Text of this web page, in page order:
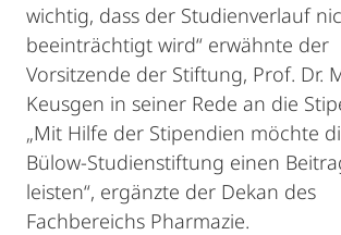
wichtig, dass der Studienverlauf
beeinträchtigt wird“ erwähnte der
Vorsitzende der Stiftung, Prof. Dr.
Keusgen in seiner Rede an die
„Mit Hilfe der Stipendien möchte
Bülow-Studienstiftung einen
leisten“, ergänzte der Dekan des
Fachbereichs Pharmazie.